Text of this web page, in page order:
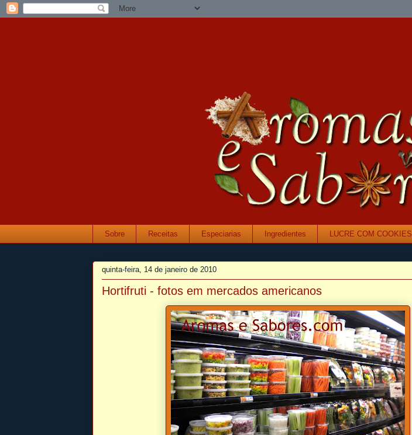
Sobre Receitas Especiarias Ingredientes LUCRE COM COOKIES
quinta-feira, 14 de janeiro de 2010
Hortifruti - fotos em mercados americanos